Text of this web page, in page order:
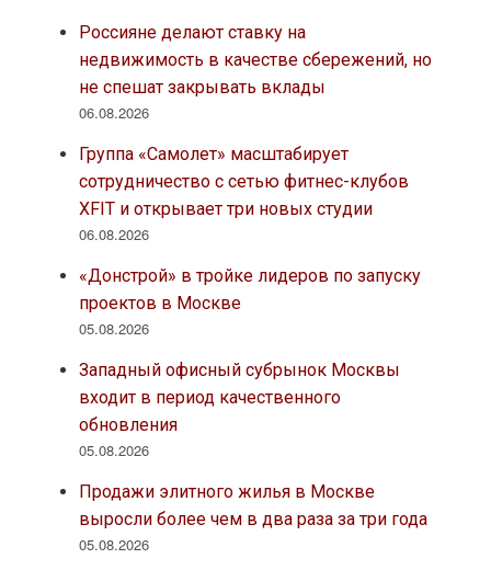
Россияне делают ставку на
недвижимость в качестве сбережений, но
не спешат закрывать вклады
06.08.2026
Группа «Самолет» масштабирует
сотрудничество с сетью фитнес-клубов
XFIT и открывает три новых студии
06.08.2026
«Донстрой» в тройке лидеров по запуску
проектов в Москве
05.08.2026
Западный офисный субрынок Москвы
входит в период качественного
обновления
05.08.2026
Продажи элитного жилья в Москве
выросли более чем в два раза за три года
05.08.2026